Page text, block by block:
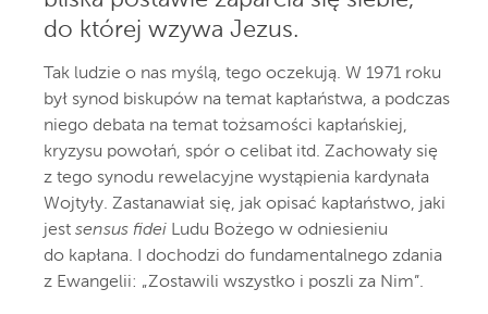
do której wzywa Jezus.
Tak ludzie o nas myślą, tego oczekują. W 1971 roku
był synod biskupów na temat kapłaństwa, a podczas
niego debata na temat tożsamości kapłańskiej,
kryzysu powołań, spór o celibat itd. Zachowały się
z tego synodu rewelacyjne wystąpienia kardynała
Wojtyły. Zastanawiał się, jak opisać kapłaństwo, jaki
jest sensus fidei Ludu Bożego w odniesieniu
do kapłana. I dochodzi do fundamentalnego zdania
z Ewangelii: „Zostawili wszystko i poszli za Nim”.